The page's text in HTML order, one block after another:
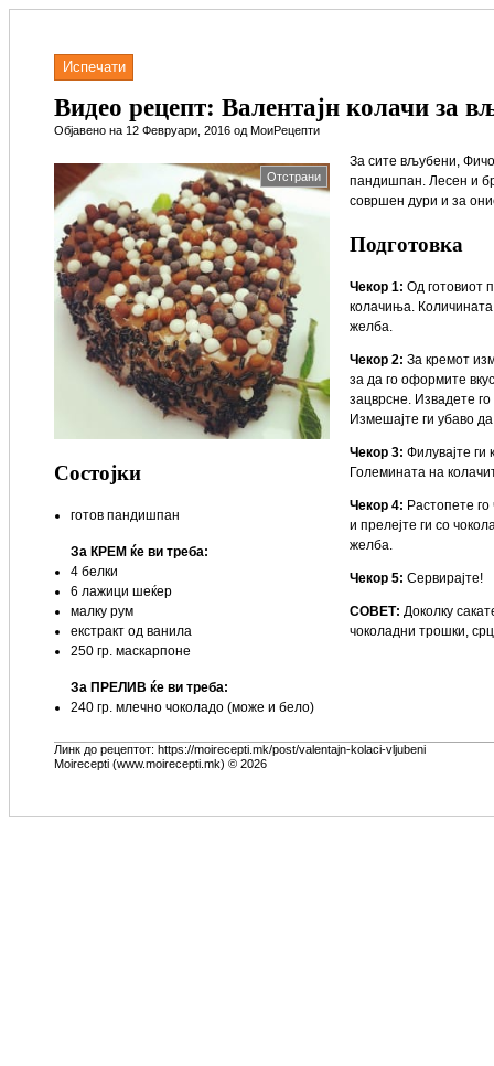
Испечати
Видео рецепт: Валентајн колачи за
Објавено на 12 Февруари, 2016 од МоиРецепти
Отстрани
Состојки
готов пандишпан
За КРЕМ ќе ви треба:
4 белки
6 лажици шеќер
малку рум
екстракт од ванила
250 гр. маскарпоне
За ПРЕЛИВ ќе ви треба:
240 гр. млечно чоколадо (може и бело)
За сите вљубени, Фичо
пандишпан. Лесен и
совршен дури и за
Подготовка
Чекор 1: Од готовиот
колачиња.
желба.
Чекор 2: За кремот
за да го оформите
зацврсне. Извадете
Измешајте ги убаво
Чекор 3: Филувајте
Големината на
Чекор 4: Растопете
и прелејте ги со
желба.
Чекор 5: Сервирајте!
СОВЕТ: Доколку
чоколадни трошки,
Линк до рецептот: https://moirecepti.mk/post/valentajn-kolaci-vljubeni
Moirecepti (www.moirecepti.mk) © 2026